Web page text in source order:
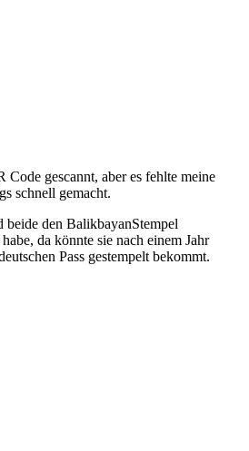
gescannt, aber es fehlte meine
schnell gemacht.
beide den BalikbayanStempel
da könnte sie nach einem Jahr
Pass gestempelt bekommt.